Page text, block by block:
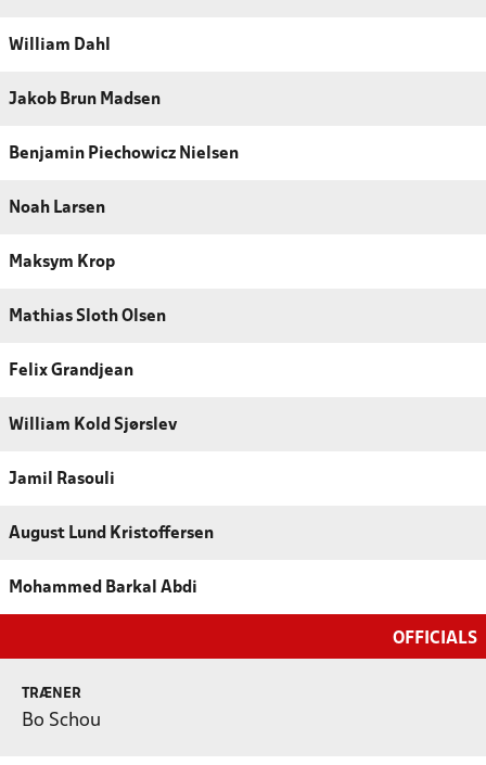
William Dahl
Jakob Brun Madsen
Benjamin Piechowicz Nielsen
Noah Larsen
Maksym Krop
Mathias Sloth Olsen
Felix Grandjean
William Kold Sjørslev
Jamil Rasouli
August Lund Kristoffersen
Mohammed Barkal Abdi
OFFICIALS
TRÆNER
Bo Schou